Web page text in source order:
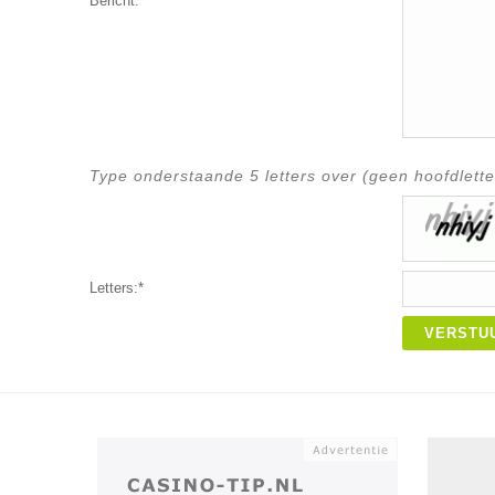
Type onderstaande 5 letters over (geen
Letters:*